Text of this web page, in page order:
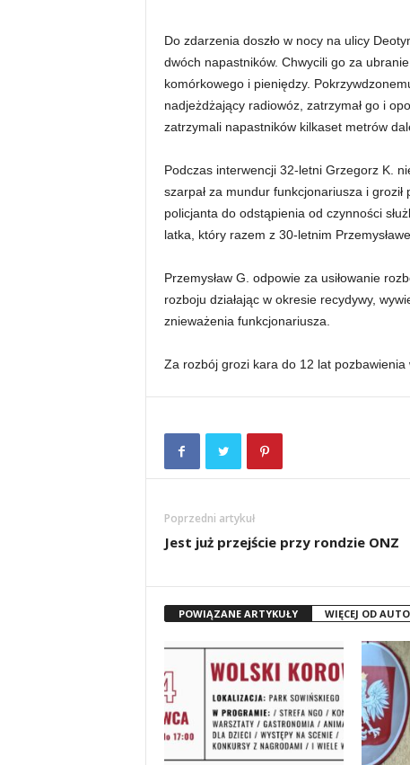
Do zdarzenia doszło w nocy na ulicy
dwóch napastników. Chwycili go za
komórkowego i pieniędzy.
nadjeżdżający radiowóz, zatrzymał go i
zatrzymali napastników kilkaset metrów
Podczas interwencji 32-letni Grzegorz K.
szarpał za mundur funkcjonariusza i
policjanta do odstąpienia od czynności
latka, który razem z 30-letnim
Przemysław G. odpowie za usiłowanie
rozboju działając w okresie recydywy,
znieważenia funkcjonariusza.
Za rozbój grozi kara do 12 lat pozbawienia
Poprzedni artykuł
Jest już przejście przy rondzie ONZ
POWIĄZANE ARTYKUŁY WIĘCEJ OD